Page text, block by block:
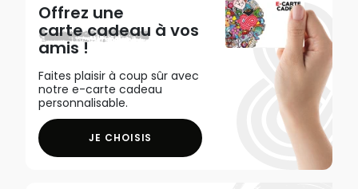
Offrez une
carte cadeau à vos
amis !
Faites plaisir à coup sûr avec
notre e-carte cadeau
personnalisable.
JE CHOISIS